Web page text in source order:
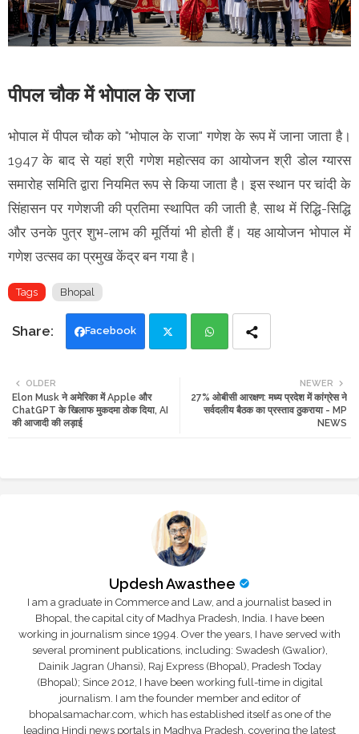
पीपल चौक में भोपाल के राजा
भोपाल में पीपल चौक को "भोपाल के राजा" गणेश के रूप में जाना जाता है।
1947 के बाद से यहां श्री गणेश महोत्सव का आयोजन श्री डोल ग्यारस
समारोह समिति द्वारा नियमित रूप से किया जाता है। इस स्थान पर चांदी के
सिंहासन पर गणेशजी की प्रतिमा स्थापित की जाती है, साथ में रिद्धि-सिद्धि
और उनके पुत्र शुभ-लाभ की मूर्तियां भी होती हैं। यह आयोजन भोपाल में
गणेश उत्सव का प्रमुख केंद्र बन गया है।
Tags Bhopal
Facebook
ats
NEWER
27% ओबीसी आरक्षण: मध्य प्रदेश में कांग्रेस ने
सर्वदलीय बैठक का प्रस्ताव ठुकराया - MP
NEWS
OLDER
Elon Musk ने अमेरिका में Apple और
ChatGPT के खिलाफ मुकदमा ठोक दिया, AI
की आजादी की लड़ाई
Updesh Awasthee
I am a graduate in Commerce and Law, and a journalist based in
Bhopal, the capital city of Madhya Pradesh, India. I have been
working in journalism since 1994. Over the years, I have served with
several prominent publications, including: Swadesh (Gwalior),
Dainik Jagran (Jhansi), Raj Express (Bhopal), Pradesh Today
(Bhopal); Since 2012, I have been working full-time in digital
journalism. I am the founder member and editor of
bhopalsamachar.com, which has established itself as one of the
leading Hindi news portals in Madhya Pradesh, covering the latest